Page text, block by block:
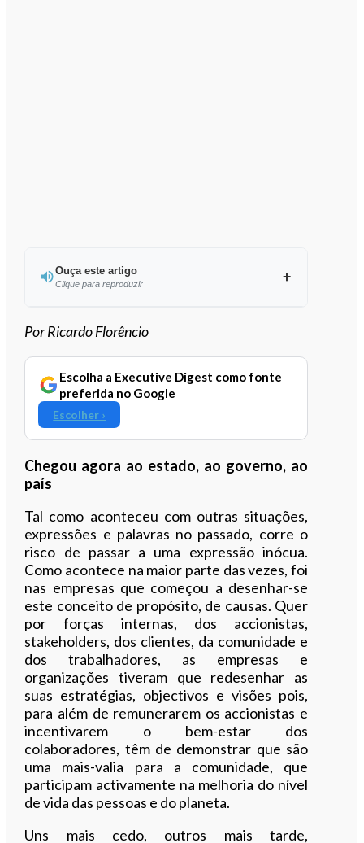
Ouça este artigo
Clique para reproduzir
Ouvir este artigo
Por Ricardo Florêncio
Escolha a Executive Digest como fonte
preferida no Google
Escolher ›
Chegou agora ao estado, ao governo, ao
país
Tal como aconteceu com outras situações,
expressões e palavras no passado, corre o
risco de passar a uma expressão inócua.
Como acontece na maior parte das vezes, foi
nas empresas que começou a desenhar-se
este conceito de propósito, de causas. Quer
por forças internas, dos accionistas,
stakeholders, dos clientes, da comunidade e
dos trabalhadores, as empresas e
organizações tiveram que redesenhar as
suas estratégias, objectivos e visões pois,
para além de remunerarem os accionistas e
incentivarem o bem-estar dos
colaboradores, têm de demonstrar que são
uma mais-valia para a comunidade, que
participam activamente na melhoria do nível
de vida das pessoas e do planeta.
Uns mais cedo, outros mais tarde,